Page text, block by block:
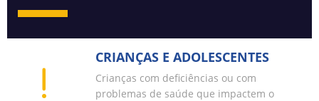
CRIANÇAS E ADOLESCENTES
Crianças com deficiências ou com
problemas de saúde que impactem o